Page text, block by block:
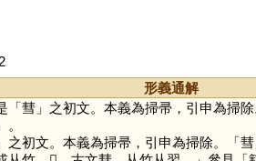
形義通解
「彗」之初文。本義為掃帚，引申為掃
之初文。本義為掃帚，引申為掃除。「彗